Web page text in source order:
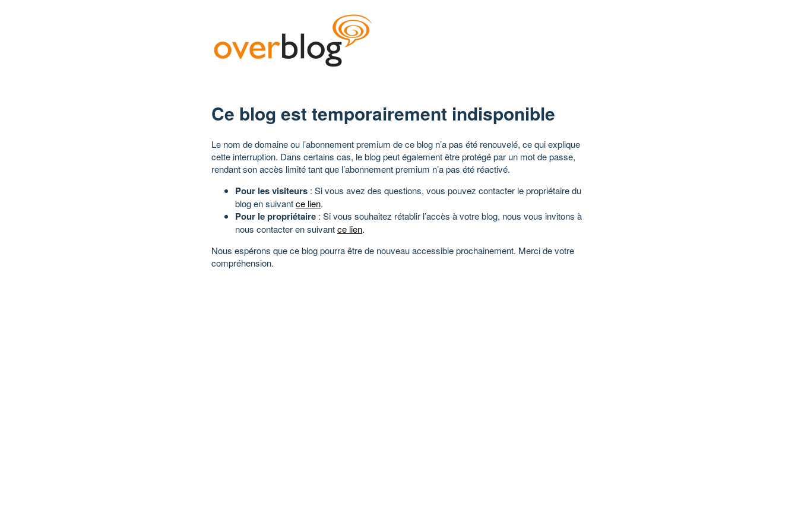
Ce blog est temporairement indisponible
Le nom de domaine ou l’abonnement premium de ce blog n’a pas été renouvelé, ce qui explique
cette interruption. Dans certains cas, le blog peut également être protégé par un mot de passe,
rendant son accès limité tant que l’abonnement premium n’a pas été réactivé.
Pour les visiteurs : Si vous avez des questions, vous pouvez contacter le propriétaire du
blog en suivantce lien.
Pour le propriétaire : Si vous souhaitez rétablir l’accès à votre blog, nous vous invitons à
nous contacter en suivantce lien.
Nous espérons que ce blog pourra être de nouveau accessible prochainement. Merci de votre
compréhension.